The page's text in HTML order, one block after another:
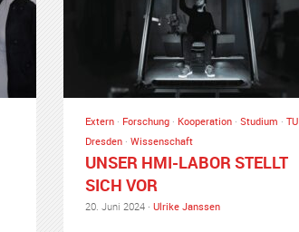
Extern· Forschung· Kooperation· Studium · TU
Dresden· Wissenschaft
UNSER HMI-LABOR STELLT
SICH VOR
20. Juni 2024 · Ulrike Janssen